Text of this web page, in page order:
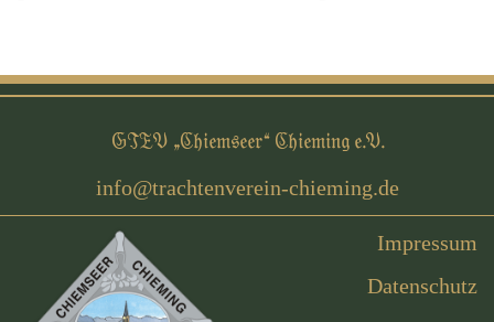
GTEV „Chiemseer“ Chieming e.V.
Impressum
Datenschutz